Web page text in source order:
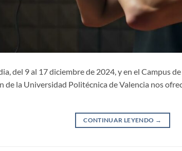
del 9 al 17 diciembre de 2024, y en el Campus
de la Universidad Politécnica de Valencia nos
CONTINUAR LEYENDO →